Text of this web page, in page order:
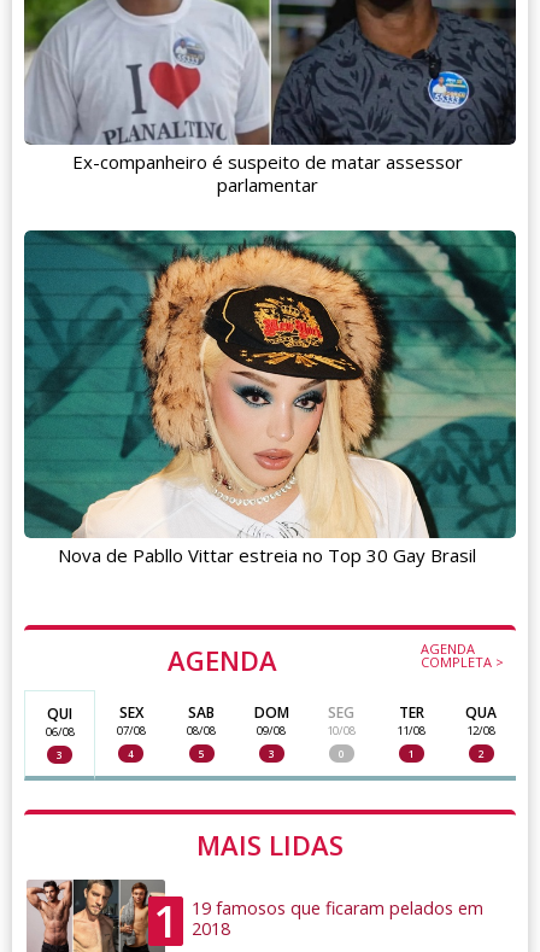
AGENDA AGENDA
COMPLETA >
QUI
06/08
3
SEX
07/08
4
SAB
08/08
5
DOM
09/08
3
SEG
10/08
0
TER
11/08
1
QUA
12/08
2
MAIS LIDAS
1
19 famosos que ficaram pelados em
2018
Ex-companheiro é suspeito de matar assessor
parlamentar
Nova de Pabllo Vittar estreia no Top 30 Gay Brasil